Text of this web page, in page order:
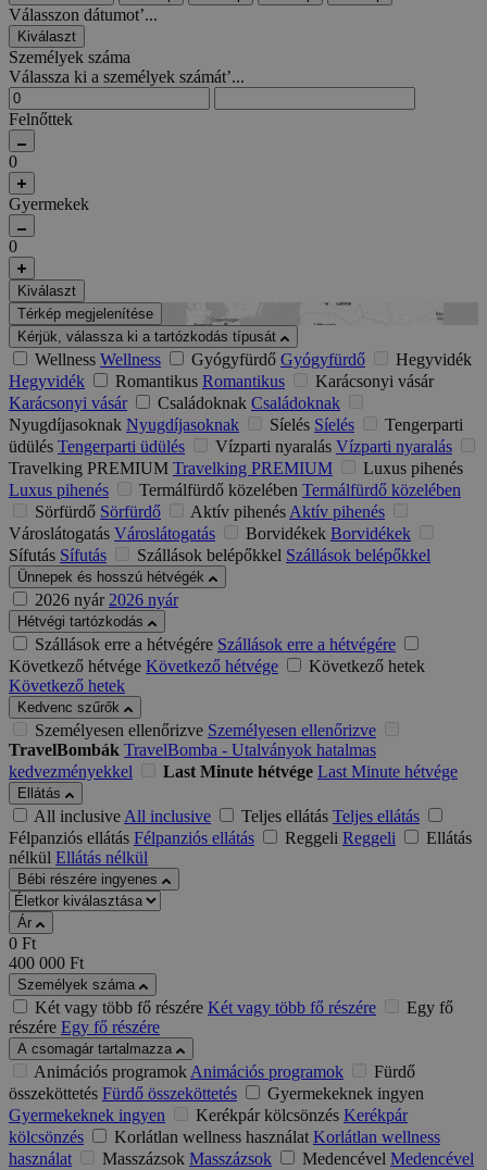
Válasszon dátumot’...
Kiválaszt
Személyek száma
Válassza ki a személyek számát’...
Felnőttek
0
Gyermekek
0
Kiválaszt
Térkép megjelenítése
Kérjük, válassza ki a tartózkodás típusát
Wellness Wellness Gyógyfürdő Gyógyfürdő
Hegyvidék
Hegyvidék
Romantikus Romantikus
Karácsonyi vásár
Karácsonyi vásár
Családoknak Családoknak
Nyugdíjasoknak Nyugdíjasoknak Síelés Síelés
Tengerparti
üdülés Tengerparti üdülés Vízparti nyaralás Vízparti nyaralás
Travelking PREMIUM Travelking PREMIUM
Luxus pihenés
Luxus pihenés
Termálfürdő közelében Termálfürdő közelében
Sörfürdő Sörfürdő Aktív pihenésAktív pihenés
Városlátogatás Városlátogatás Borvidékek Borvidékek
Sífutás Sífutás Szállások belépőkkel Szállások belépőkkel
Ünnepek és hosszú hétvégék
2026 nyár 2026 nyár
Hétvégi tartózkodás
Szállások erre a hétvégére Szállások erre a hétvégére
Következő hétvége Következő hétvége
Következő hetek
Következő hetek
Kedvenc szűrők
Személyesen ellenőrizve Személyesen ellenőrizve
TravelBombák TravelBomba - Utalványok hatalmas
kedvezményekkel
Last Minute hétvége Last Minute hétvége
Ellátás
All inclusiveAll inclusive Teljes ellátás Teljes ellátás
Félpanziós ellátás Félpanziós ellátás Reggeli Reggeli
Ellátás
nélkül Ellátás nélkül
Bébi részére ingyenes
Ár
0 Ft
400 000 Ft
Személyek száma
Két vagy több fő részére Két vagy több fő részére
Egy fő
részére Egy fő részére
A csomagár tartalmazza
Animációs programokAnimációs programok
Fürdő
összeköttetés Fürdő összeköttetés
Gyermekeknek ingyen
Gyermekeknek ingyen
Kerékpár kölcsönzés Kerékpár
kölcsönzés
Korlátlan wellness használat Korlátlan wellness
használat
Masszázsok Masszázsok Medencével Medencével